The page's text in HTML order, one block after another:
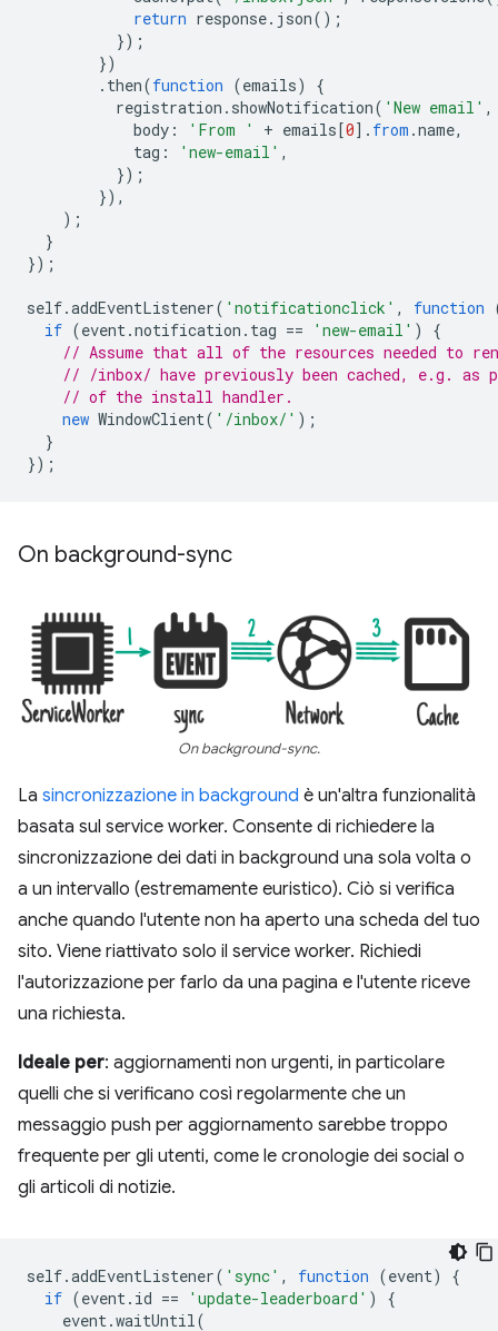
return response. json();
});
})
. then(function (emails)
{
registration . showNotification( 'New email' ,
body : 'From ' + emails[0]. from .name,
tag : 'new-email' ,
});
}),
);
}
});
self.addEventListener( 'notificationclick' , function
if (event.notification . tag == 'new-email' )
{
// Assume that all of the resources needed to
// /inbox/ have previously been cached, e.g. as
// of the install handler.
new WindowClient( '/inbox/' );
}
});
On background-sync
On background-sync.
La sincronizzazione in background è un'altra funzionalità
basata sul service worker. Consente di richiedere la
sincronizzazione dei dati in background una sola volta o
a un intervallo (estremamente euristico). Ciò si verifica
anche quando l'utente non ha aperto una scheda del tuo
sito. Viene riattivato solo il service worker. Richiedi
l'autorizzazione per farlo da una pagina e l'utente riceve
una richiesta.
Ideale per: aggiornamenti non urgenti, in particolare
quelli che si verificano così regolarmente che un
messaggio push per aggiornamento sarebbe troppo
frequente per gli utenti, come le cronologie dei social o
gli articoli di notizie.
self.addEventListener( 'sync' , function (event)
{
if (event. id == 'update-leaderboard' )
{
event.waitUntil(